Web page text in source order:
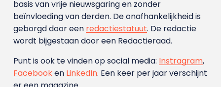
basis van vrije nieuwsgaring en zonder
beïnvloeding van derden. De onafhankelijkheid is
geborgd door een redactiestatuut. De redactie
wordt bijgestaan door een Redactieraad.
Punt is ook te vinden op social media: Instragram,
Facebooken LinkedIn. Een keer per jaar verschijnt